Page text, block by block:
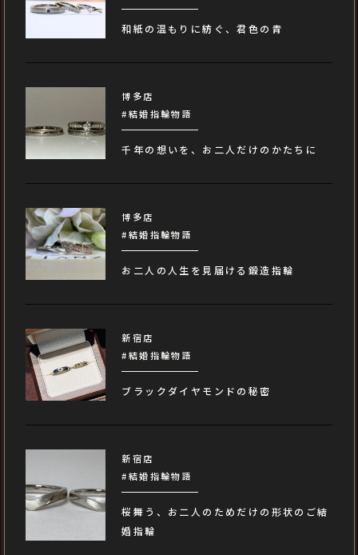
和紙の温もりに紡ぐ、君色の青
博多店
#結婚指輪物語
千年の想いを、お二人だけのかたちに
博多店
#結婚指輪物語
お二人の人生を見届ける鍛造指輪
新宿店
#結婚指輪物語
ブラックダイヤモンドの秘密
新宿店
#結婚指輪物語
桜舞う、お二人のためだけの形状のご結
婚指輪